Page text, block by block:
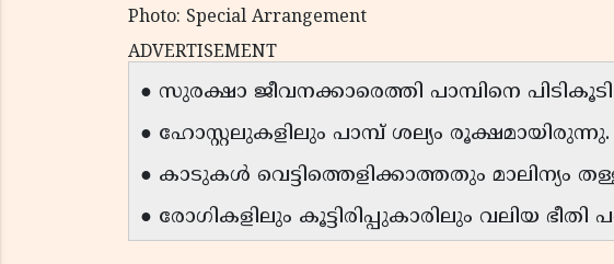
Photo: Special Arrangement
ADVERTISEMENT
● സുരക്ഷാ ജീവനക്കാരെത്തി പാമ്പിനെ
● ഹോസ്റ്റലുകളിലും പാമ്പ് ശല്യം രൂക്ഷമായിരുന്നു.
● കാടുകൾ വെട്ടിത്തെളിക്കാത്തതും മാലിന്യം
● രോഗികളിലും കൂട്ടിരിപ്പുകാരിലും വലിയ ഭീതി